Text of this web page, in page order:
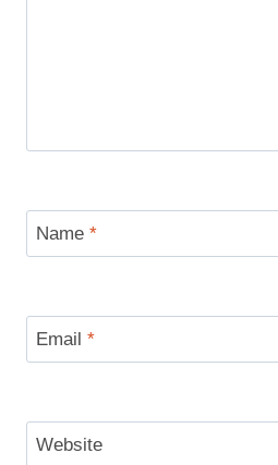
Name *
Email *
Website